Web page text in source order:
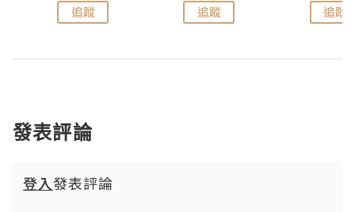
追蹤 追蹤 追蹤
發表評論
登入發表評論